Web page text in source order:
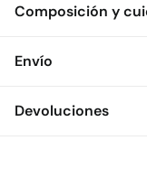
Composición y
Composición
Cuidados
Envío
Envío a tienda: 2-
Devoluciones